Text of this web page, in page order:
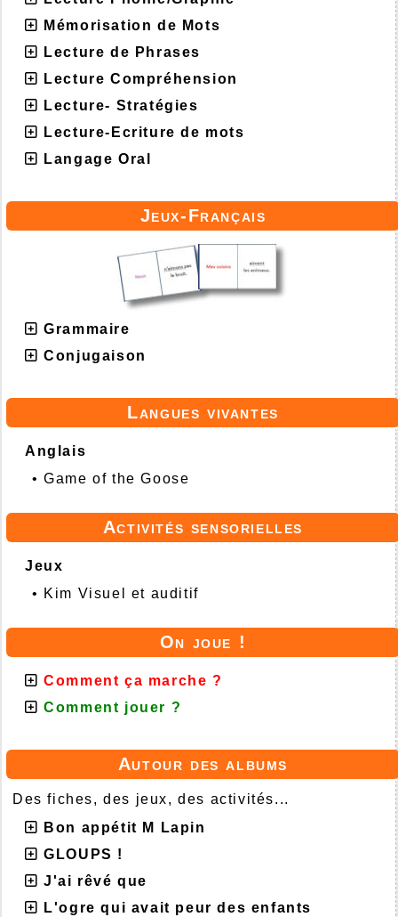
Mémorisation de Mots
Lecture de Phrases
Lecture Compréhension
Lecture- Stratégies
Lecture-Ecriture de mots
Langage Oral
Jeux-Français
Grammaire
Conjugaison
Langues vivantes
Anglais
•Game of the Goose
Activités sensorielles
Jeux
• Kim Visuel et auditif
On joue !
Comment ça marche ?
Comment jouer ?
Autour des albums
Des fiches, des jeux, des activités...
Bon appétit M Lapin
GLOUPS !
J'ai rêvé que
L'ogre qui avait peur des enfants